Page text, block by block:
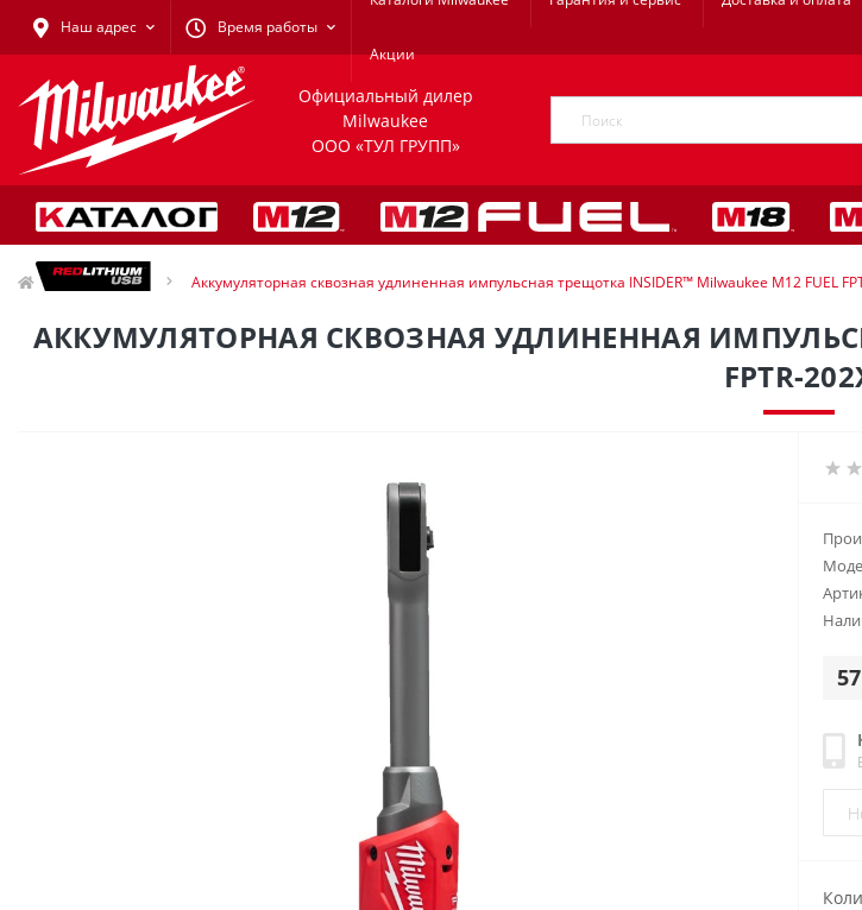
Наш адрес Время работы
Акции
Официальный дилер
Milwaukee
ООО «ТУЛ ГРУПП»
Трещотки Аккумуляторная сквозная удлиненная импульсная трещотка INSIDER™ Milwaukee M12 FUEL
АККУМУЛЯТОРНАЯ СКВОЗНАЯ УДЛИНЕННАЯ
FPTR-